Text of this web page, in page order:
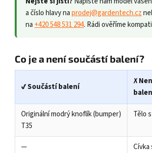
a číslo hlavy naprodej@gardentech.cz
na +420 548 531 294. Rádi ověříme
Co je a není součástí balení?
✔ Součástí balení
✗
Originální modrý knoflík (bumper)
T35
Tělo
—